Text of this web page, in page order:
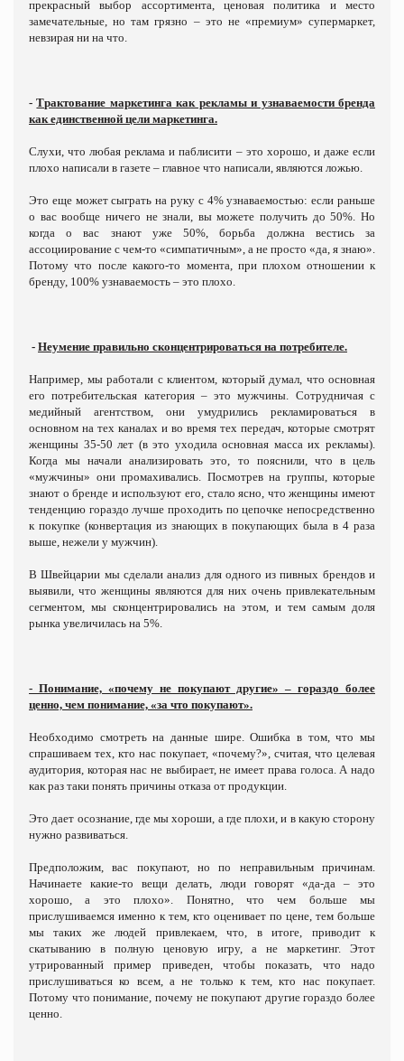
прекрасный выбор ассортимента, ценовая политика и место
замечательные, но там грязно – это не «премиум» супермаркет,
невзирая ни на что.
-Трактование маркетинга как рекламы и узнаваемости бренда
как единственной цели маркетинга.
Слухи, что любая реклама и паблисити – это хорошо, и даже если
плохо написали в газете – главное что написали, являются ложью.
Это еще может сыграть на руку с 4% узнаваемостью: если раньше
о вас вообще ничего не знали, вы можете получить до 50%. Но
когда о вас знают уже 50%, борьба должна вестись за
ассоциирование с чем-то «симпатичным», а не просто «да, я знаю».
Потому что после какого-то момента, при плохом отношении к
бренду, 100% узнаваемость – это плохо.
- Неумение правильно сконцентрироваться на потребителе.
Например, мы работали с клиентом, который думал, что основная
его потребительская категория – это мужчины. Сотрудничая с
медийный агентством, они умудрились рекламироваться в
основном на тех каналах и во время тех передач, которые смотрят
женщины 35-50 лет (в это уходила основная масса их рекламы).
Когда мы начали анализировать это, то пояснили, что в цель
«мужчины» они промахивались. Посмотрев на группы, которые
знают о бренде и используют его, стало ясно, что женщины имеют
тенденцию гораздо лучше проходить по цепочке непосредственно
к покупке (конвертация из знающих в покупающих была в 4 раза
выше, нежели у мужчин).
В Швейцарии мы сделали анализ для одного из пивных брендов и
выявили, что женщины являются для них очень привлекательным
сегментом, мы сконцентрировались на этом, и тем самым доля
рынка увеличилась на 5%.
- Понимание, «почему не покупают другие» – гораздо более
ценно, чем понимание, «за что покупают».
Необходимо смотреть на данные шире. Ошибка в том, что мы
спрашиваем тех, кто нас покупает, «почему?», считая, что целевая
аудитория, которая нас не выбирает, не имеет права голоса. А надо
как раз таки понять причины отказа от продукции.
Это дает осознание, где мы хороши, а где плохи, и в какую сторону
нужно развиваться.
Предположим, вас покупают, но по неправильным причинам.
Начинаете какие-то вещи делать, люди говорят «да-да – это
хорошо, а это плохо». Понятно, что чем больше мы
прислушиваемся именно к тем, кто оценивает по цене, тем больше
мы таких же людей привлекаем, что, в итоге, приводит к
скатыванию в полную ценовую игру, а не маркетинг. Этот
утрированный пример приведен, чтобы показать, что надо
прислушиваться ко всем, а не только к тем, кто нас покупает.
Потому что понимание, почему не покупают другие гораздо более
ценно.